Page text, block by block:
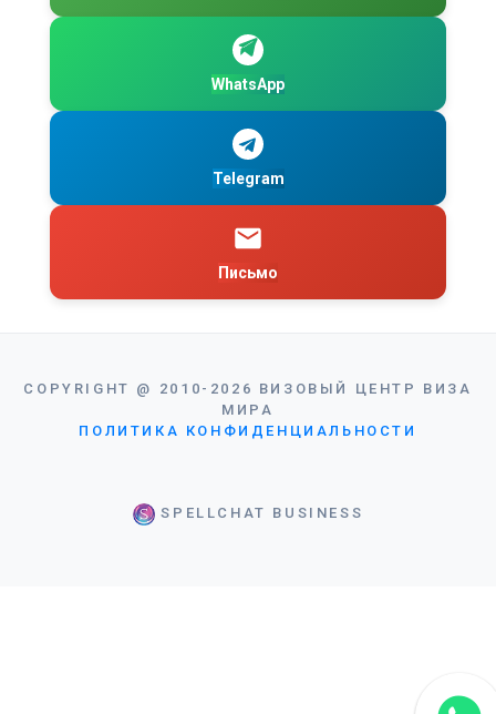
WhatsApp
Telegram
Письмо
COPYRIGHT @ 2010-2026 ВИЗОВЫЙ ЦЕНТР ВИЗА
МИРА
ПОЛИТИКА КОНФИДЕНЦИАЛЬНОСТИ
SPELLCHAT BUSINESS